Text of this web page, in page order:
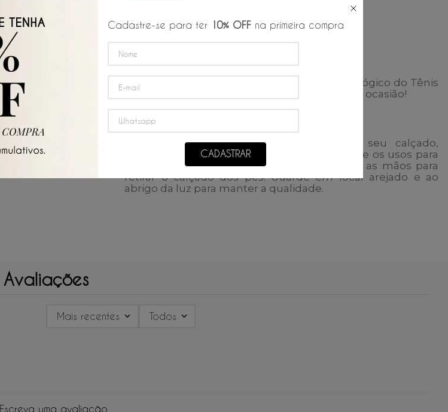
Cabedal:
100% couro
Solado:E.V.A. Extralight®
Eleve seu estilo e aproveite o conforto tecnológico do Tênis
Casual Milão
, o calçado perfeito para qualquer ocasião!
Cuidados Recomendados
Não use produtos químicos para limpar seu calçado,
apenas água e sabão neutro. Dê pausas entre os usos para
prolongar sua durabilidade e utilize sempre as mãos para
retirar o calçado dos pés. Guarde em local arejado e ao
abrigo da luz para manter a qualidade.
Avaliações
Escreva uma avaliação
Mais recentes Todos
Cadastre-se para ter 10% OFFna primeira compra
CADASTRAR